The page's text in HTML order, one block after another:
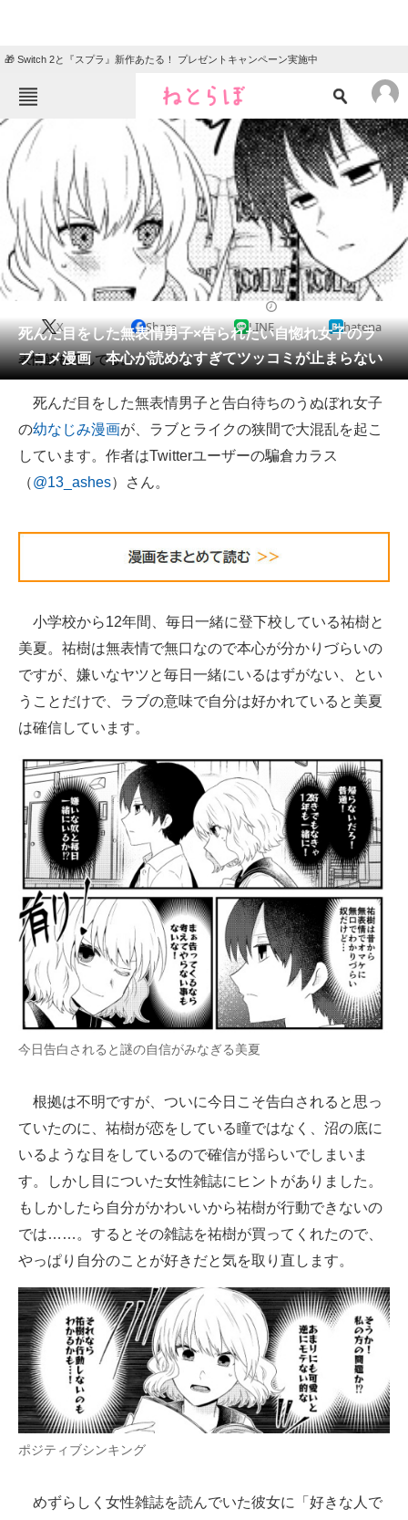
🎁 Switch 2と『スプラ』新作あたる！ プレゼントキャンペーン実施中
ねとらぼメニュー
TOP ニュース
クイズ
グルメ 地域
住まい 教育・育児
動物 リサーチ
会員記事
メディア
注目記事を集めた総合ページ
ITの今と未来を見通す
スマホと通信の最新トレンド
好きが集まる 比べて選べる
AI活用のいまが分かる
企業ITのトレンドを詳説
経営リーダーのコミュニティ
マーケ×ITの今がよく分かる
ITエンジニア向け専門サイト
企業向けIT製品の総合サイト
IT製品の技術・比較・事例
製造業のIT導入・活用を支援
モノづくり技術者専門サイト
エレクトロニクス専門サイト
ちょっと気になるネットの話題
死んだ目をした無表情男子×告られたい自惚れ女子のラ
ブコメ漫画 本心が読めなすぎてツッコミが止まらない
X Share LINE hatena
表情筋も死んでる。
死んだ目をした無表情男子と告白待ちのうぬぼれ女子
の幼なじみ漫画が、ラブとライクの狭間で大混乱を起こ
しています。作者はTwitterユーザーの騙倉カラス
（@13_ashes）さん。
小学校から12年間、毎日一緒に登下校している祐樹と
美夏。祐樹は無表情で無口なので本心が分かりづらいの
ですが、嫌いなヤツと毎日一緒にいるはずがない、とい
うことだけで、ラブの意味で自分は好かれていると美夏
は確信しています。
今日告白されると謎の自信がみなぎる美夏
根拠は不明ですが、ついに今日こそ告白されると思っ
ていたのに、祐樹が恋をしている瞳ではなく、沼の底に
いるような目をしているので確信が揺らいでしまいま
す。しかし目についた女性雑誌にヒントがありました。
もしかしたら自分がかわいいから祐樹が行動できないの
では……。するとその雑誌を祐樹が買ってくれたので、
やっぱり自分のことが好きだと気を取り直します。
ポジティブシンキング
めずらしく女性雑誌を読んでいた彼女に「好きな人で